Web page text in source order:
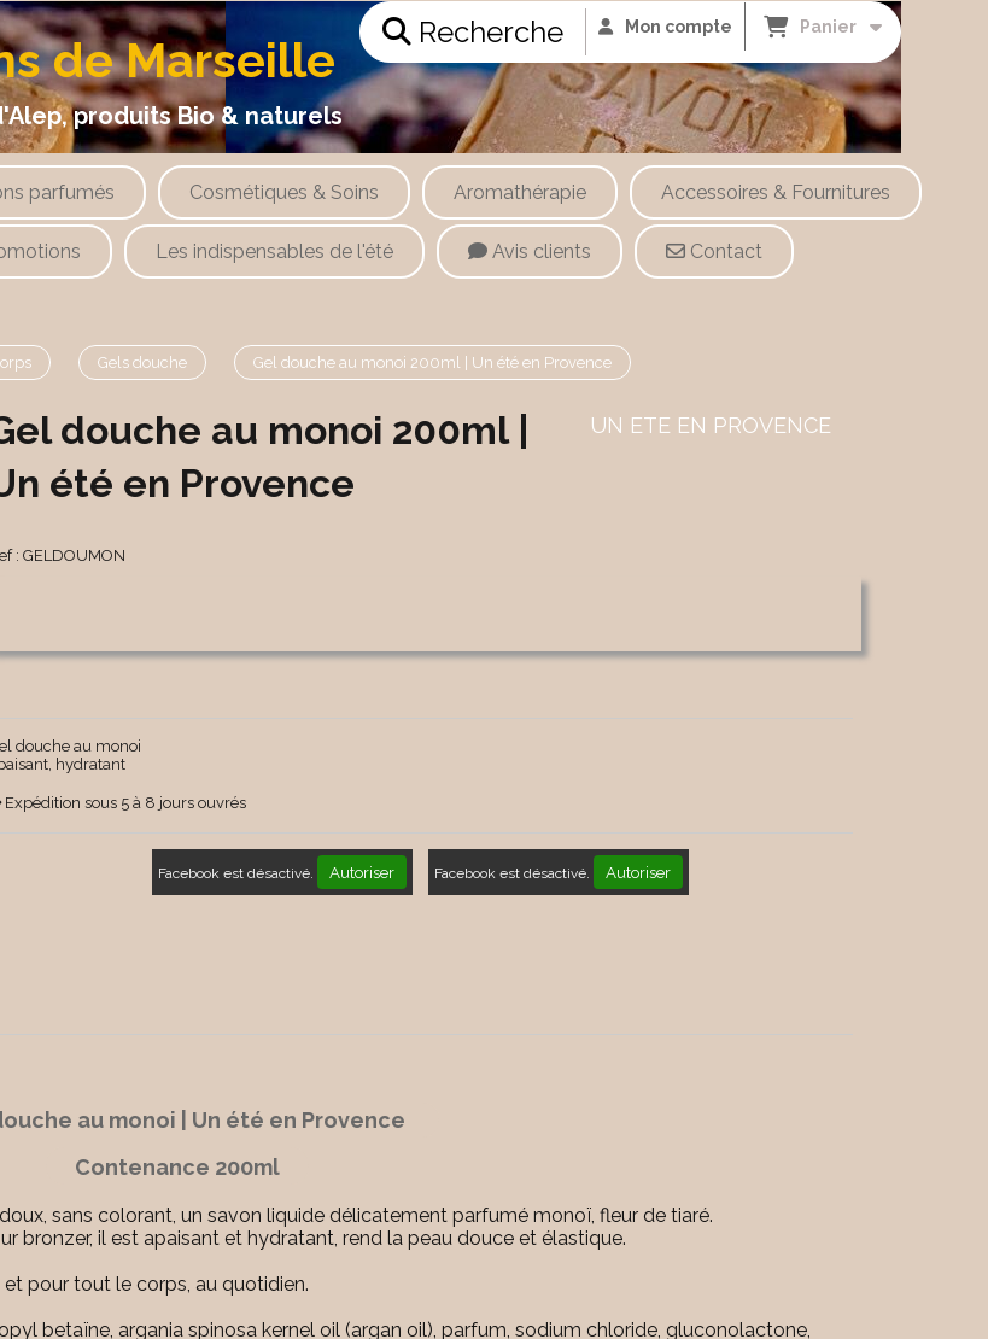
de Marseille
produits Bio & naturels
Recherche Mon compte Panier
parfumés Cosmétiques & Soins Aromathérapie Accessoires & Fournitures
Les indispensables de l'été Avis clients Contact
Gels douche Gel douche au monoi 200ml | Un été en Provence
douche au monoi 200ml |
été en Provence
UN ETE EN PROVENCE
: GELDOUMON
douche au monoi
hydratant
Expédition sous 5 à 8 jours ouvrés
Facebook est désactivé. Autoriser Facebook est désactivé. Autoriser
au monoi | Un été en Provence
Contenance 200ml
sans colorant, un savon liquide délicatement parfumé monoï, fleur de tiaré.
bronzer, il est apaisant et hydratant, rend la peau douce et élastique.
pour tout le corps, au quotidien.
betaïne, argania spinosa kernel oil (argan oil), parfum, sodium chloride, gluconolactone,